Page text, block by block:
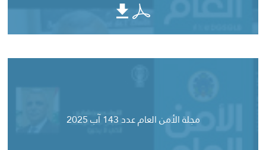
مجلة الأمن العام عدد 143 آب 2025